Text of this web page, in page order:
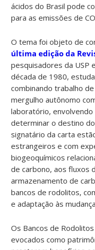
ácidos do Brasil pode
para as emissões de CO
O tema foi objeto de
última edição da
pesquisadores da USP
década de 1980,
combinando trabalho
mergulho autônomo
laboratório,
determinar o destino
signatário da carta
estrangeiros e com
biogeoquímicos
de carbono, aos fluxos
armazenamento de
bancos de rodolitos,
e adaptação às
Os Bancos de
evocados como